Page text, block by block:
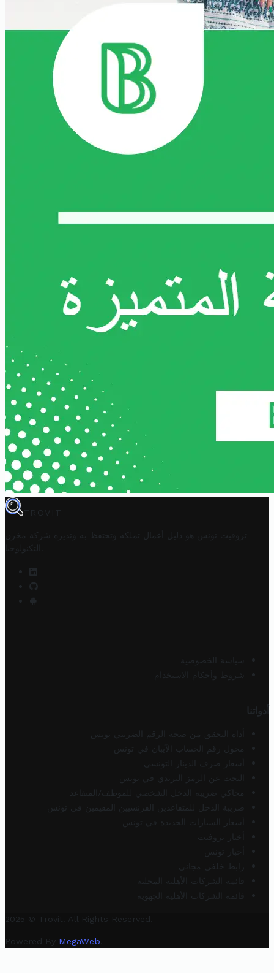
TROVIT
تروفيت تونس هو دليل أعمال تملكه وتحتفظ به وتديره
شركة مخزن
التكنولوجيا
سياسة الخصوصية
شروط وأحكام الاستخدام
أدواتنا
أداة التحقق من صحة الرقم الضريبي تونس
محول رقم الحساب الآيبان في تونس
أسعار صرف الدينار التونسي
البحث عن الرمز البريدي في تونس
محاكي ضريبة الدخل الشخصي للموظف/المتقاعد
ضريبة الدخل للمتقاعدين الفرنسيين المقيمين في تونس
أسعار السيارات الجديدة في تونس
أخبار تروفيت
أخبار تونس
رابط خلفي مجاني
قائمة الشركات الأهلية المحلية
قائمة الشركات الأهلية الجهوية
2025 © Trovit. All Rights Reserved.
Powered By MegaWeb